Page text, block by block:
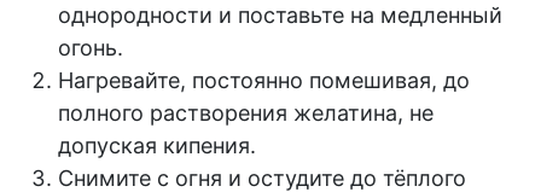
однородности и поставьте на медленный
огонь.
Нагревайте, постоянно помешивая, до
полного растворения желатина, не
допуская кипения.
Снимите с огня и остудите до тёплого